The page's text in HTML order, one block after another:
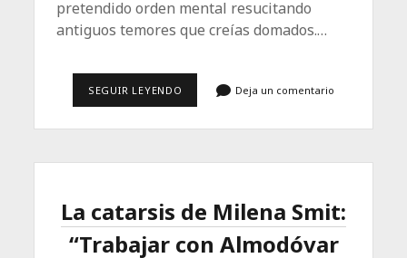
pretendido orden mental resucitando
antiguos temores que creías domados.…
SEGUIR LEYENDO
NOS
Deja un comentario
La catarsis de Milena Smit:
“Trabajar con Almodóvar